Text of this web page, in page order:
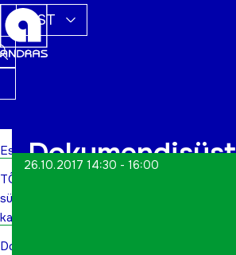
EST
Esileht
TÕN
sündmuste
kalender
Dokumendisüsteemi
26.10.2017 14:30 - 16:00